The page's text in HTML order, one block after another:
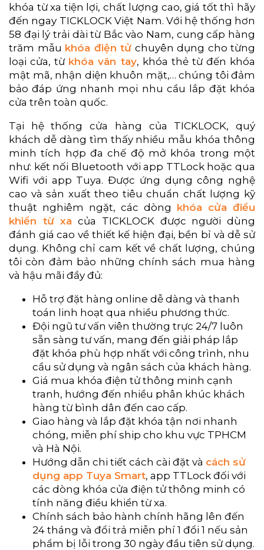
khóa từ xa tiện lợi, chất lượng cao, giá tốt thì hãy
đến ngay TICKLOCK Việt Nam. Với hệ thống hơn
58 đại lý trải dài từ Bắc vào Nam, cung cấp hàng
trăm mẫu khóa điện tử chuyên dụng cho từng
loại cửa, từ khóa vân tay, khóa thẻ từ đến khóa
mật mã, nhận diện khuôn mặt,… chúng tôi đảm
bảo đáp ứng nhanh mọi nhu cầu lắp đặt khóa
cửa trên toàn quốc.
Tại hệ thống cửa hàng của TICKLOCK, quý
khách dễ dàng tìm thấy nhiều mẫu khóa thông
minh tích hợp đa chế độ mở khóa trong một
như: kết nối Bluetooth với app TTLock hoặc qua
Wifi với app Tuya. Được ứng dụng công nghệ
cao và sản xuất theo tiêu chuẩn chất lượng kỹ
thuật nghiêm ngặt, các dòng khóa cửa điều
khiển từ xa của TICKLOCK được người dùng
đánh giá cao về thiết kế hiện đại, bền bỉ và dễ sử
dụng. Không chỉ cam kết về chất lượng, chúng
tôi còn đảm bảo những chính sách mua hàng
và hậu mãi đầy đủ:
Hỗ trợ đặt hàng online dễ dàng và thanh
toán linh hoạt qua nhiều phương thức.
Đội ngũ tư vấn viên thường trực 24/7 luôn
sẵn sàng tư vấn, mang đến giải pháp lắp
đặt khóa phù hợp nhất với công trình, nhu
cầu sử dụng và ngân sách của khách hàng.
Giá mua khóa điện tử thông minh cạnh
tranh, hướng đến nhiều phân khúc khách
hàng từ bình dân đến cao cấp.
Giao hàng và lắp đặt khóa tận nơi nhanh
chóng, miễn phí ship cho khu vực TPHCM
và Hà Nội.
Hướng dẫn chi tiết cách cài đặt và cách sử
dụng app Tuya Smart, app TTLock đối với
các dòng khóa cửa điện tử thông minh có
tính năng điều khiển từ xa.
Chính sách bảo hành chính hãng lên đến
24 tháng và đổi trả miễn phí 1 đổi 1 nếu sản
phẩm bị lỗi trong 30 ngày đầu tiên sử dụng.